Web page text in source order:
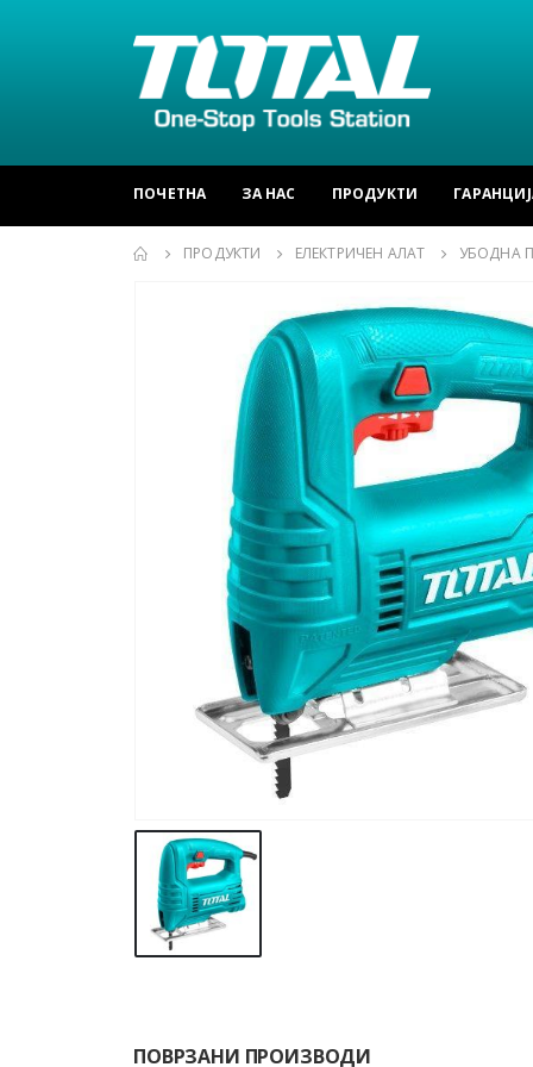
ПОЧЕТНА ЗА НАС ПРОДУКТИ
ПРОДУКТИ ЕЛЕКТРИЧЕН АЛАТ УБОДНА
ПОВРЗАНИ ПРОИЗВОДИ